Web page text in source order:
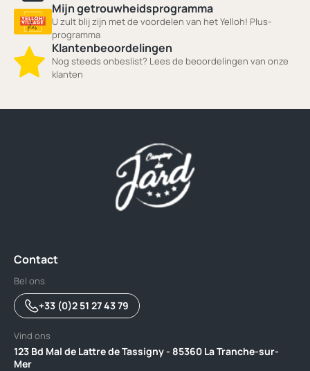
Mijn getrouwheidsprogramma
U zult blij zijn met de voordelen van het Yelloh! Plus-
programma
Klantenbeoordelingen
Nog steeds onbeslist? Lees de beoordelingen van onze
klanten
Contact
Bel ons
+33 (0)2 51 27 43 79
Vind ons
123 Bd Mal de Lattre de Tassigny - 85360 La Tranche-sur-
Mer